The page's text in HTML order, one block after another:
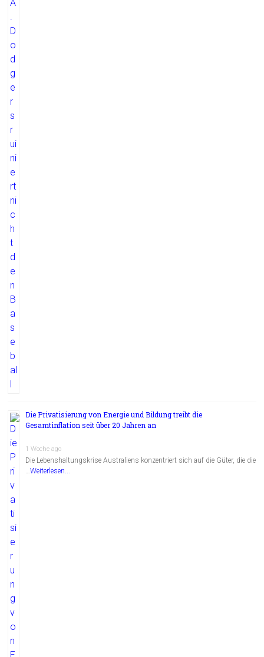
Die Privatisierung von Energie und Bildung treibt die
Gesamtinflation seit über 20 Jahren an
1 Woche ago
Die Lebenshaltungskrise Australiens konzentriert sich auf die Güter, die die
…Weiterlesen...